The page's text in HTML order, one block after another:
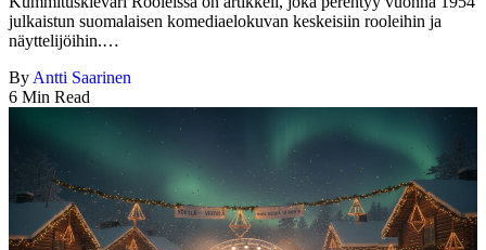
julkaistun suomalaisen komediaelokuvan keskeisiin rooleihin ja
näyttelijöihin.…
By Antti Saarinen
6 Min Read